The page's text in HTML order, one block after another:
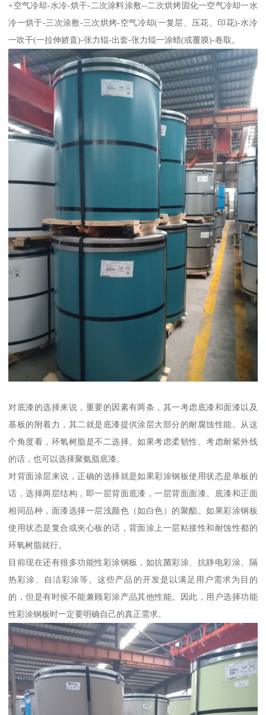
+空气冷却-水冷-烘干-二次涂料涂敷--二次烘烤固化一空气冷却一水
冷一烘于-三次涂敷-三次烘烤-空气冷却(一复层、压花、印花)-水冷
一吹干(一拉伸娇直)-张力辊-出套-张力辊一涂蜡(或覆膜)-卷取。
对底漆的选择来说，重要的因素有两条，其一考虑底漆和面漆以及
基板的附着力，其二就是底漆提供涂层大部分的耐腐蚀性能。从这
个角度看，环氧树脂是不二选择。如果考虑柔韧性、考虑耐紫外线
的话，也可以选择聚氨脂底漆。
对背面涂层来说，正确的选择就是如果彩涂钢板使用状态是单板的
话，选择两层结构，即一层背面底漆，一层背面面漆。底漆和正面
相同品种，面漆选择一层浅颜色（如白色）的聚酯。如果彩涂钢板
使用状态是复合或夹心板的话，背面涂上一层粘接性和耐蚀性都的
环氧树脂就行。
目前现在还有很多功能性彩涂钢板，如抗菌彩涂、抗静电彩涂、隔
热彩涂、自洁彩涂等。这些产品的开发是以满足用户需求为目的
的，但是有时侯不能兼顾彩涂产品其他性能。因此，用户选择功能
性彩涂钢板时一定要明确自己的真正需求。